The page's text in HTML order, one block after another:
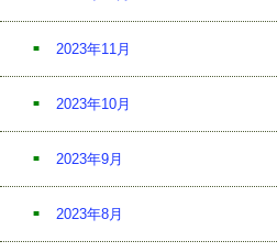
2023年11月
2023年10月
2023年9月
2023年8月